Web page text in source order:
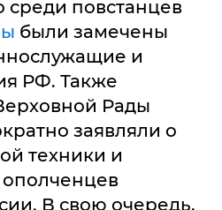
среди повстанцев
были замечены
и
РФ. Также
Рады
заявляли о
техники и
В свою очередь,